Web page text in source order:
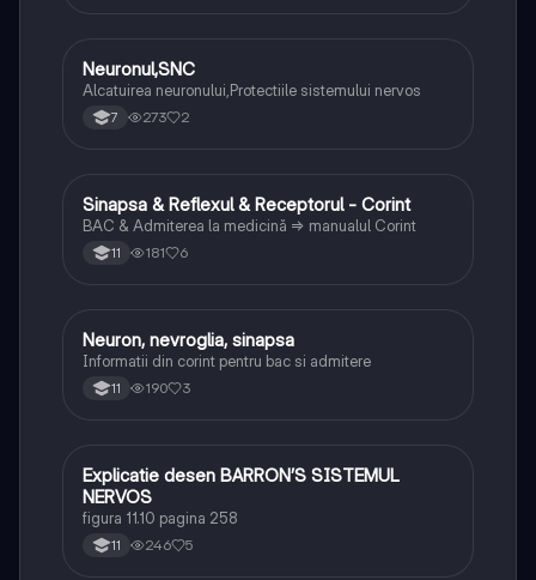
Biologie
Neuronul,SNC
Alcatuirea neuronului,Protectiile sistemului nervos
7 273 2
Biologie
Sinapsa & Reflexul & Receptorul - Corint
BAC & Admiterea la medicină => manualul Corint
11 181 6
Biologie
Neuron, nevroglia, sinapsa
Informatii din corint pentru bac si admitere
11 190 3
Biologie
Explicatie desen BARRON’S SISTEMUL
NERVOS
figura 11.10 pagina 258
11 246 5